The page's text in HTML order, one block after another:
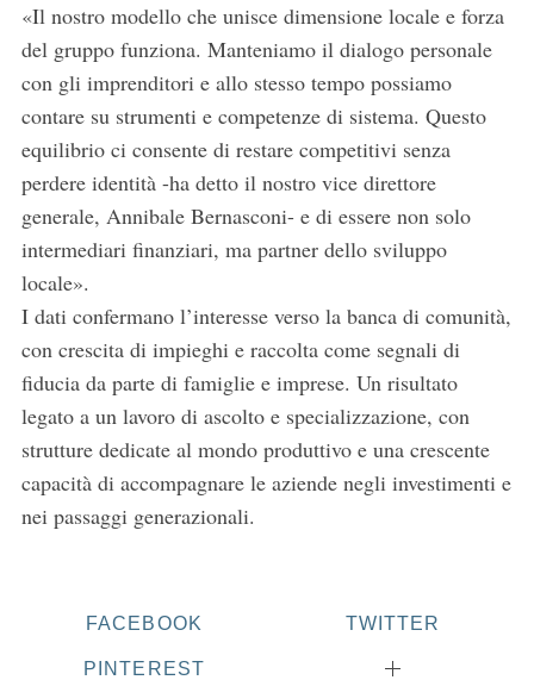
«Il nostro modello che unisce dimensione locale e forza
del gruppo funziona. Manteniamo il dialogo personale
con gli imprenditori e allo stesso tempo possiamo
contare su strumenti e competenze di sistema. Questo
equilibrio ci consente di restare competitivi senza
perdere identità -ha detto il nostro vice direttore
generale, Annibale Bernasconi- e di essere non solo
intermediari finanziari, ma partner dello sviluppo
locale».
I dati confermano l’interesse verso la banca di comunità,
con crescita di impieghi e raccolta come segnali di
fiducia da parte di famiglie e imprese. Un risultato
legato a un lavoro di ascolto e specializzazione, con
strutture dedicate al mondo produttivo e una crescente
capacità di accompagnare le aziende negli investimenti e
nei passaggi generazionali.
FACEBOOK TWITTER
PINTEREST